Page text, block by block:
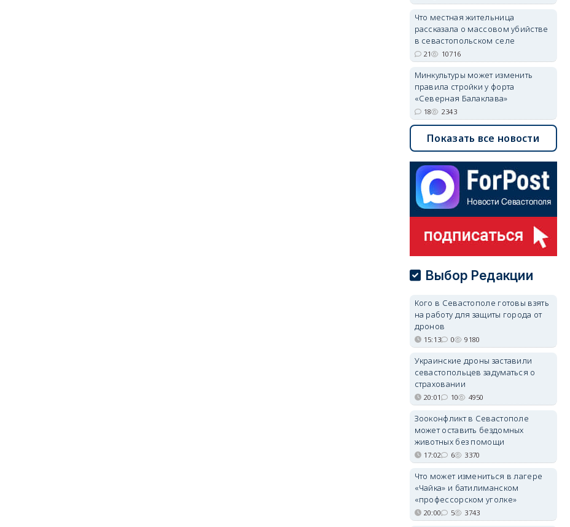
Что местная жительница
рассказала о массовом убийстве
в севастопольском селе
21 10716
Минкультуры может изменить
правила стройки у форта
«Северная Балаклава»
18 2343
Показать все новости
Выбор Редакции
Кого в Севастополе готовы взять
на работу для защиты города от
дронов
15:13 0 9180
Украинские дроны заставили
севастопольцев задуматься о
страховании
20:01 10 4950
Зооконфликт в Севастополе
может оставить бездомных
животных без помощи
17:02 6 3370
Что может измениться в лагере
«Чайка» и батилиманском
«профессорском уголке»
20:00 5 3743